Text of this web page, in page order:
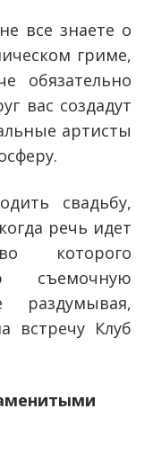
все знаете о
гриме,
обязательно
вас создадут
артисты
свадьбу,
речь идет
которого
съемочную
встречу Клуб